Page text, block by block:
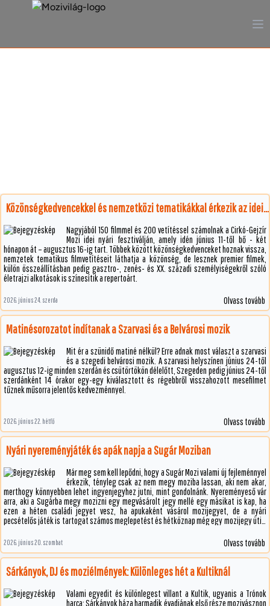
Közönségkedvencekkel és nemzetközi tematikákkal érkezik az idei Szánsájn
Nagyjából 150 filmmel és 200 vetítéssel számolnak a Cirkó-Gejzír
Mozi idei nyári fesztiválján, amely idén június 11-től bő - két
hónapon át – augusztus 16-ig tart. Többek között közönségkedvenceket hoznak vissza,
nemzetek tematikus filmvetítéseit láthatja a közönség, de lesznek premier filmek,
külön összeállításban pedig gasztro-, zenés- és XX. századi személyiségekről szóló
életrajzi alkotások is színesítik a repertoárt.
2026. június 24. szerda Olvass tovább
Matinésorozatot indítanak a Szarvasi és a Belvárosi mozik
Mit ér a szünidő matiné nélkül? Erre adnak most választ a szarvasi
és a szegedi belvárosi mozik. A szarvasi helyszínen június 24-től
augusztus 12-ig minden szerdán és csütörtökön délelőtt, Szegeden pedig június 24-től
szerdánként 14 órakor egy-egy kiválasztott és régebbről visszahozott mesefilmet
tűznek műsorra jelentős kedvezménnyel.
2026. június 22. hétfő Olvass tovább
Nyári nyereményjáték és apák napja a Sugár Moziban
Már meg sem kell lepődni, hogy a Sugár Mozi valami új fejleménnyel
érkezik, tényleg csak az nem megy moziba lassan, aki nem akar,
merthogy könnyebben lehet ingyenjegyhez jutni, mint gondolnánk. Nyereményeső vár
arra, aki a Sugárba megy mozizni egy megvásárolt jegy mellé egy másikat is kap, ha
ezen a héten családi jegyet vesz, ha apukaként vásárol mozijegyet, de a nyári
pecsételős játék is tartogat számos meglepetést és hétköznap még egy mozijegy üti a
2026. június 20. szombat Olvass tovább
Sárkányok, DJ és moziélmények: Különleges hét a Kultiknál
Valami egyedit és különlegest villant a Kultik, ugyanis a Trónok
harca: Sárkányok háza harmadik évadjának első része mozivásznon